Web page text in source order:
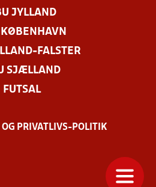
JYLLAND
KØBENHAVN
FALSTER
SJÆLLAND
FUTSAL
OG PRIVATLIVS-POLITIK